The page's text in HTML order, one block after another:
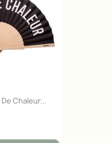
Chaleur...